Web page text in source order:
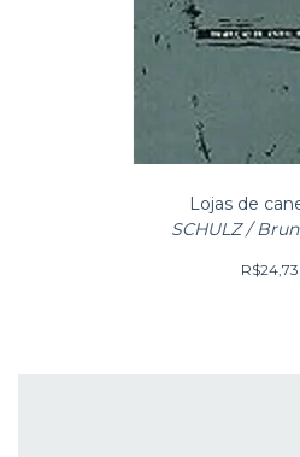
Lojas de
SCHULZ /
R$24,73